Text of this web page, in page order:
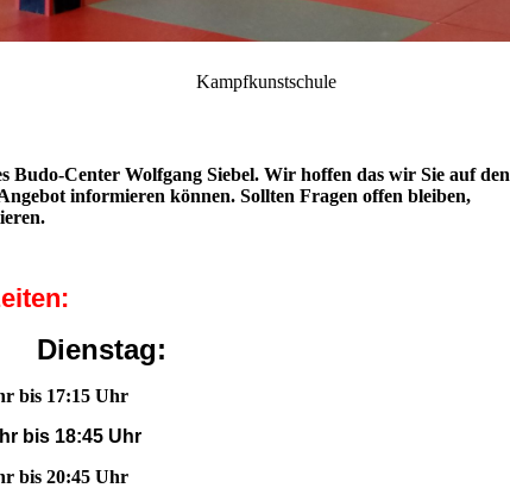
Kampfkunstschule
Budo-Center Wolfgang Siebel. Wir hoffen das wir Sie auf den
informieren können. Sollten Fragen offen bleiben,
Dienstag:
17:15 Uhr
Uhr
bis 20:45 Uhr